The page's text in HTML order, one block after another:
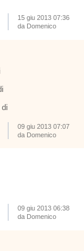
15 giu 2013 07:36
da Domenico
09 giu 2013 07:07
da Domenico
09 giu 2013 06:38
da Domenico